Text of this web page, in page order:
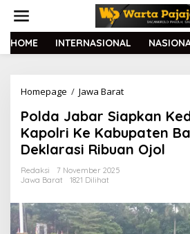
t
HOME INTERNASIONAL
Homepage / Jawa Barat
l
d
a
J
r
S
Polda Jabar Siapkan
Kapolri Ke Kabupaten
Deklarasi Ribuan Ojol
Redaksi
7 November 2025
Jawa Barat
1821 Dilihat